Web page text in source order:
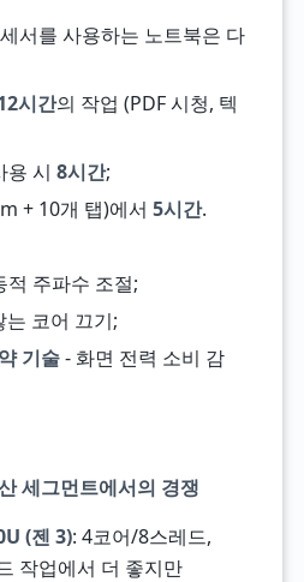
서를 사용하는 노트북은 다
시간의 작업 (PDF 시청, 텍
용 시 8시간;
+ 10개 탭)에서 5시간.
적 주파수 조절;
코어 끄기;
기술- 화면 전력 소비 감
세그먼트에서의 경쟁
(젠 3): 4코어/8스레드,
작업에서 더 좋지만